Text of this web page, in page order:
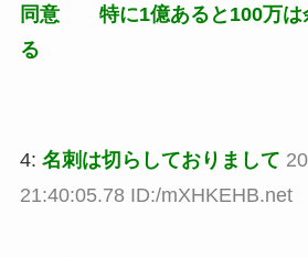
同意 特に1億あると100万は
る
4: 名刺は切らしておりまして
21:40:05.78 ID:/mXHKEHB.net